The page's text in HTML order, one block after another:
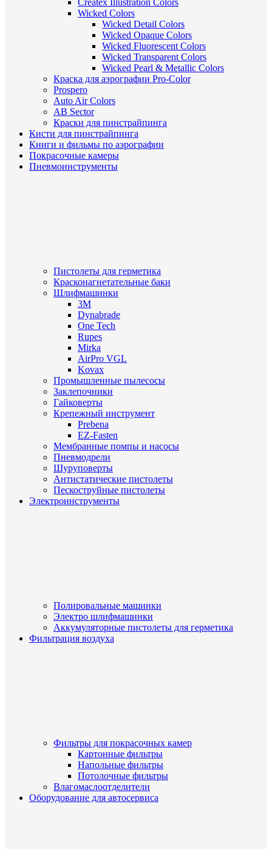
Wicked Colors
Wicked Detail Colors
Wicked Opaque Colors
Wicked Fluorescent Colors
Wicked Transparent Colors
Wicked Pearl & Metallic Colors
Краска для аэрографии Pro-Color
Prospero
Auto Air Colors
AB Sector
Краски для пинстрайпинга
Кисти для пинстрайпинга
Книги и фильмы по аэрографии
Покрасочные камеры
Пневмоинструменты
Пистолеты для герметика
Красконагнетательные баки
Шлифмашинки
3M
Dynabrade
One Tech
Rupes
Mirka
AirPro VGL
Kovax
Промышленные пылесосы
Заклепочники
Гайковерты
Крепежный инструмент
Prebena
EZ-Fasten
Мембранные помпы и насосы
Пневмодрели
Шуруповерты
Антистатические пистолеты
Пескоструйные пистолеты
Электроинструменты
Полировальные машинки
Электро шлифмашинки
Аккумуляторные пистолеты для герметика
Фильтрация воздуха
Фильтры для покрасочных камер
Картонные фильтры
Напольные фильтры
Потолочные фильтры
Влагомаслоотделители
Оборудование для автосервиса